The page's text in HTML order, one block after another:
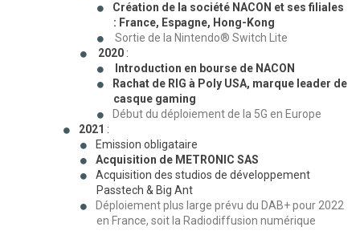
Création de la société NACON et ses filiales
: France, Espagne, Hong-Kong
Sortie de la Nintendo® Switch Lite
2020 :
Introduction en bourse de NACON
Rachat de RIG à Poly USA, marque leader de
casque gaming
Début du déploiement de la 5G en Europe
2021 :
Emission obligataire
Acquisition de METRONIC SAS
Acquisition des studios de développement
Passtech & Big Ant
Déploiement plus large prévu du DAB+ pour 2022
en France, soit la Radiodiffusion numérique